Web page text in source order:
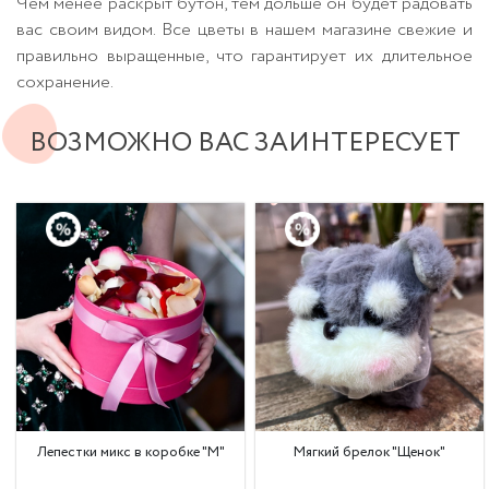
вас своим видом. Все цветы в нашем магазине свежие и
правильно выращенные, что гарантирует их длительное
сохранение.
ВОЗМОЖНО ВАС ЗАИНТЕРЕСУЕТ
Лепестки микс в коробке "М" Мягкий брелок "Щенок"